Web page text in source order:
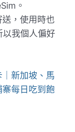
。
，使用時也
我個人偏好
新加坡、馬
每日吃到飽